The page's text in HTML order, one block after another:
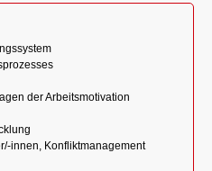
der Arbeitsmotivation
innen, Konfliktmanagement